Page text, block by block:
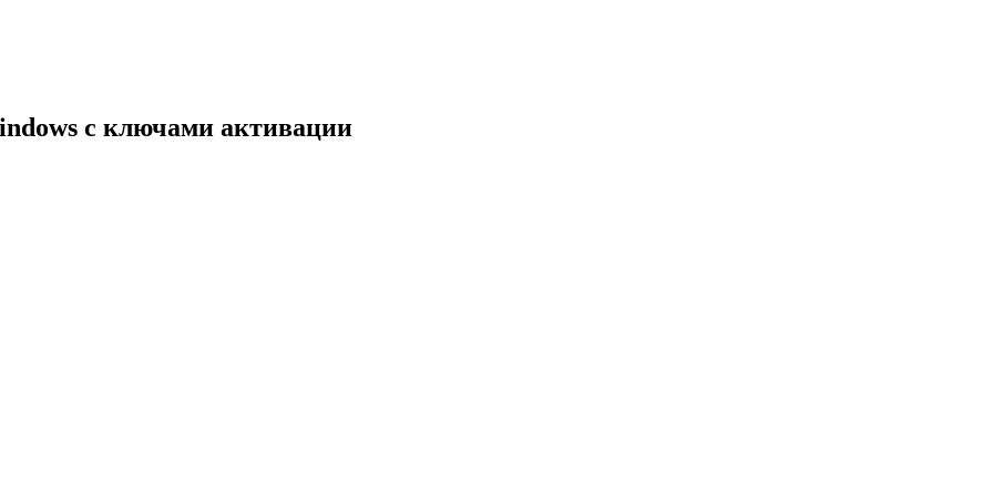
с ключами активации